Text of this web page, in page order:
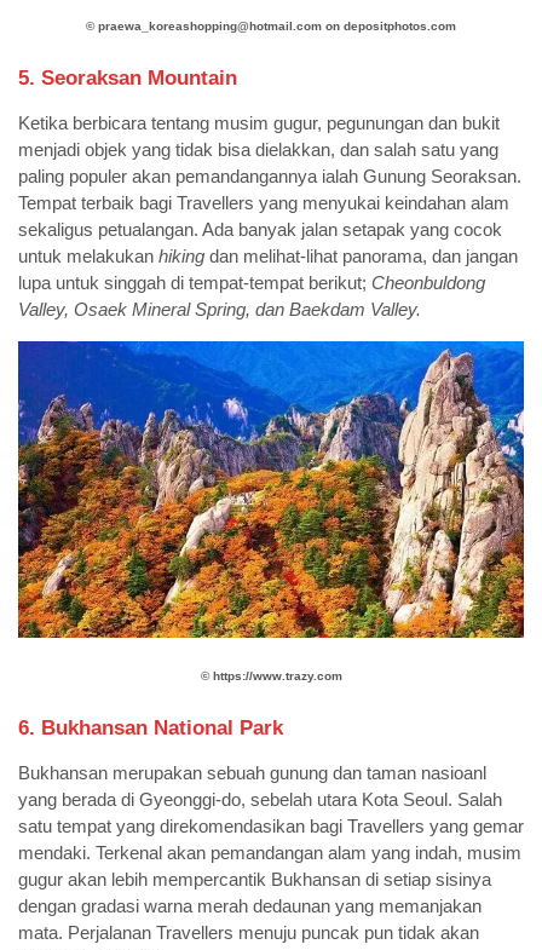
©️praewa_koreashopping@hotmail.com on depositphotos.com
5. Seoraksan Mountain
Ketika berbicara tentang musim gugur, pegunungan dan bukit
menjadi objek yang tidak bisa dielakkan, dan salah satu yang
paling populer akan pemandangannya ialah Gunung Seoraksan.
Tempat terbaik bagi Travellers yang menyukai keindahan alam
sekaligus petualangan. Ada banyak jalan setapak yang cocok
untuk melakukan hiking dan melihat-lihat panorama, dan jangan
lupa untuk singgah di tempat-tempat berikut; Cheonbuldong
Valley, Osaek Mineral Spring, dan Baekdam Valley.
©️https://www.trazy.com
6. Bukhansan National Park
Bukhansan merupakan sebuah gunung dan taman nasioanl
yang berada di Gyeonggi-do, sebelah utara Kota Seoul. Salah
satu tempat yang direkomendasikan bagi Travellers yang gemar
mendaki. Terkenal akan pemandangan alam yang indah, musim
gugur akan lebih mempercantik Bukhansan di setiap sisinya
dengan gradasi warna merah dedaunan yang memanjakan
mata. Perjalanan Travellers menuju puncak pun tidak akan